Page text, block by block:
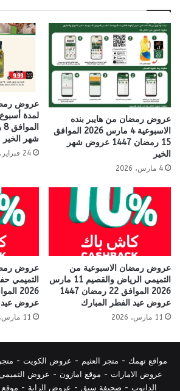
عروض رمضان من هايبر بنده
الاسبوعية 4 مارس 2026 الموافق
15 رمضان 1447 عروض شهر
الخير
4 مارس، 2026
عروض
شهر الخير
24 فبراير، 2026
عروض رمضان الاسبوعية من
التميمي الرياض والقصيم 11 مارس
2026 الموافق 22 رمضان 1447
عروض عيد الفطر المبارك
11 مارس، 2026
عروض
عروض عيد
11 مارس، 2026
مواقع تهمك - متجر العثيم - عروض الكويت -
عروض الامارات - موقع امازون - عروض
الدانوب - صحيفة سبق - عروض الراية -